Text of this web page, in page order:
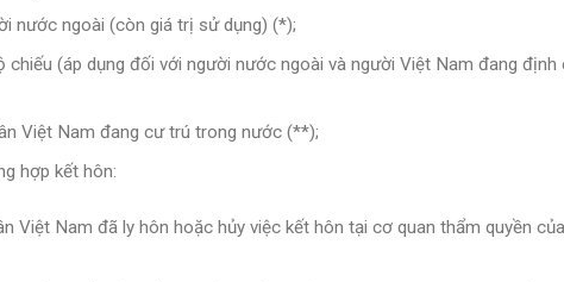
nước ngoài (còn giá trị sử dụng) (*);
(áp dụng đối với người nước ngoài và người Việt Nam đang định
Việt Nam đang cư trú trong nước (**);
hợp kết hôn:
Việt Nam đã ly hôn hoặc hủy việc kết hôn tại cơ quan thẩm quyền